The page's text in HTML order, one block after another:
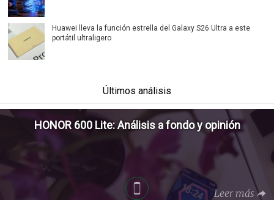
Huawei lleva la función estrella del Galaxy S26 Ultra a este
portátil ultraligero
Últimos análisis
HONOR 600 Lite: Análisis a fondo y opinión
Leer más